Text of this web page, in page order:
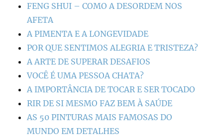
FENG SHUI – COMO A DESORDEM NOS
AFETA
A PIMENTA E A LONGEVIDADE
POR QUE SENTIMOS ALEGRIA E TRISTEZA?
A ARTE DE SUPERAR DESAFIOS
VOCÊ É UMA PESSOA CHATA?
A IMPORTÂNCIA DE TOCAR E SER TOCADO
RIR DE SI MESMO FAZ BEM À SAÚDE
AS 50 PINTURAS MAIS FAMOSAS DO
MUNDO EM DETALHES